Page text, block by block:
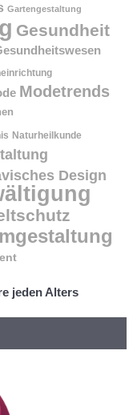
Gartengestaltung
Gesundheit
Modetrends
Naturheilkunde
Design
jeden Alters